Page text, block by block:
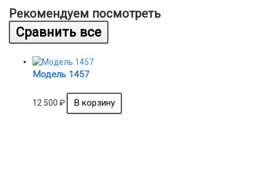
Рекомендуем посмотреть
Модель 1457
12 500 ₽